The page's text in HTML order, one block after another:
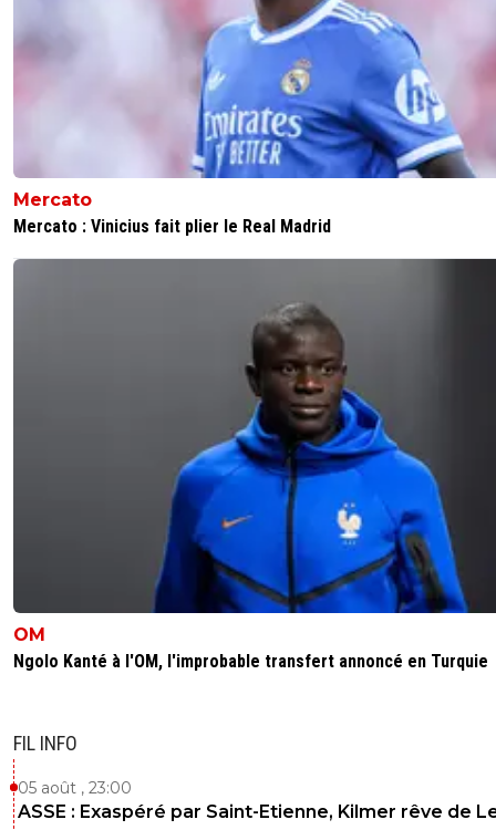
Mercato
Mercato : Vinicius fait plier le Real Madrid
OM
Ngolo Kanté à l'OM, l'improbable transfert annoncé en Turquie
FIL INFO
05 août , 23:00
ASSE : Exaspéré par Saint-Etienne, Kilmer rêve de